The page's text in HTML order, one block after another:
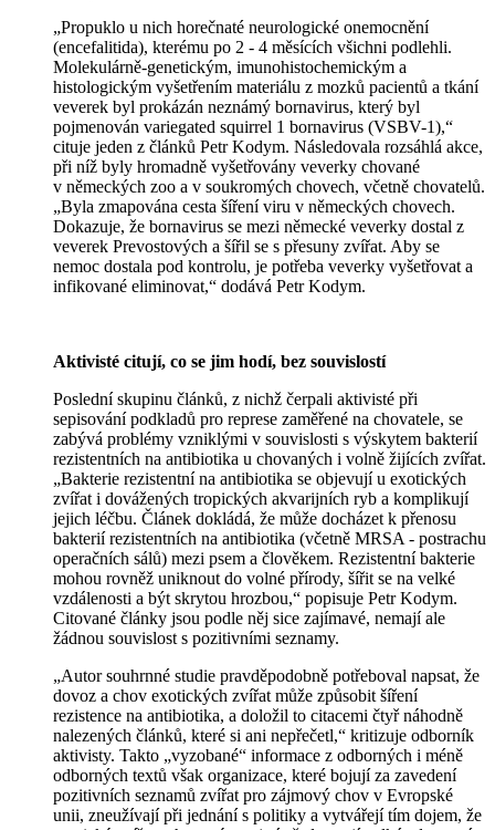
„Propuklo u nich horečnaté neurologické onemocnění
(encefalitida), kterému po 2 - 4 měsících všichni podlehli.
Molekulárně-genetickým, imunohistochemickým a
histologickým vyšetřením materiálu z mozků pacientů a tkání
veverek byl prokázán neznámý bornavirus, který byl
pojmenován variegated squirrel 1 bornavirus (VSBV-1),“
cituje jeden z článků Petr Kodym. Následovala rozsáhlá akce,
při níž byly hromadně vyšetřovány veverky chované
v německých zoo a v soukromých chovech, včetně chovatelů.
„Byla zmapována cesta šíření viru v německých chovech.
Dokazuje, že bornavirus se mezi německé veverky dostal z
veverek Prevostových a šířil se s přesuny zvířat. Aby se
nemoc dostala pod kontrolu, je potřeba veverky vyšetřovat a
infikované eliminovat,“ dodává Petr Kodym.
Aktivisté citují, co se jim hodí, bez souvislostí
Poslední skupinu článků, z nichž čerpali aktivisté při
sepisování podkladů pro represe zaměřené na chovatele, se
zabývá problémy vzniklými v souvislosti s výskytem bakterií
rezistentních na antibiotika u chovaných i volně žijících zvířat.
„Bakterie rezistentní na antibiotika se objevují u exotických
zvířat i dovážených tropických akvarijních ryb a komplikují
jejich léčbu. Článek dokládá, že může docházet k přenosu
bakterií rezistentních na antibiotika (včetně MRSA - postrachu
operačních sálů) mezi psem a člověkem. Rezistentní bakterie
mohou rovněž uniknout do volné přírody, šířit se na velké
vzdálenosti a být skrytou hrozbou,“ popisuje Petr Kodym.
Citované články jsou podle něj sice zajímavé, nemají ale
žádnou souvislost s pozitivními seznamy.
„Autor souhrnné studie pravděpodobně potřeboval napsat, že
dovoz a chov exotických zvířat může způsobit šíření
rezistence na antibiotika, a doložil to citacemi čtyř náhodně
nalezených článků, které si ani nepřečetl,“ kritizuje odborník
aktivisty. Takto „vyzobané“ informace z odborných i méně
odborných textů však organizace, které bojují za zavedení
pozitivních seznamů zvířat pro zájmový chov v Evropské
unii, zneužívají při jednání s politiky a vytvářejí tím dojem, že